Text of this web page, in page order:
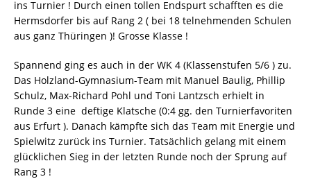
ins Turnier ! Durch einen tollen Endspurt schafften es die
Hermsdorfer bis auf Rang 2 ( bei 18 telnehmenden Schulen
aus ganz Thüringen )! Grosse Klasse !
Spannend ging es auch in der WK 4 (Klassenstufen 5/6 ) zu.
Das Holzland-Gymnasium-Team mit Manuel Baulig, Phillip
Schulz, Max-Richard Pohl und Toni Lantzsch erhielt in
Runde 3 eine deftige Klatsche (0:4 gg. den Turnierfavoriten
aus Erfurt ). Danach kämpfte sich das Team mit Energie und
Spielwitz zurück ins Turnier. Tatsächlich gelang mit einem
glücklichen Sieg in der letzten Runde noch der Sprung auf
Rang 3 !